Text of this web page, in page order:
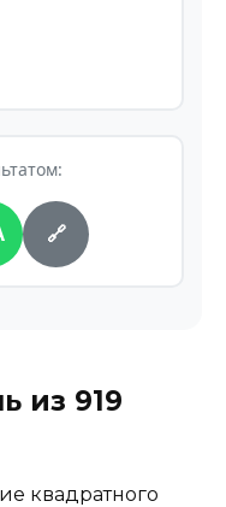
🔗
из 919
квадратного